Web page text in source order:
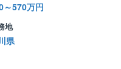
～570万円
地
県